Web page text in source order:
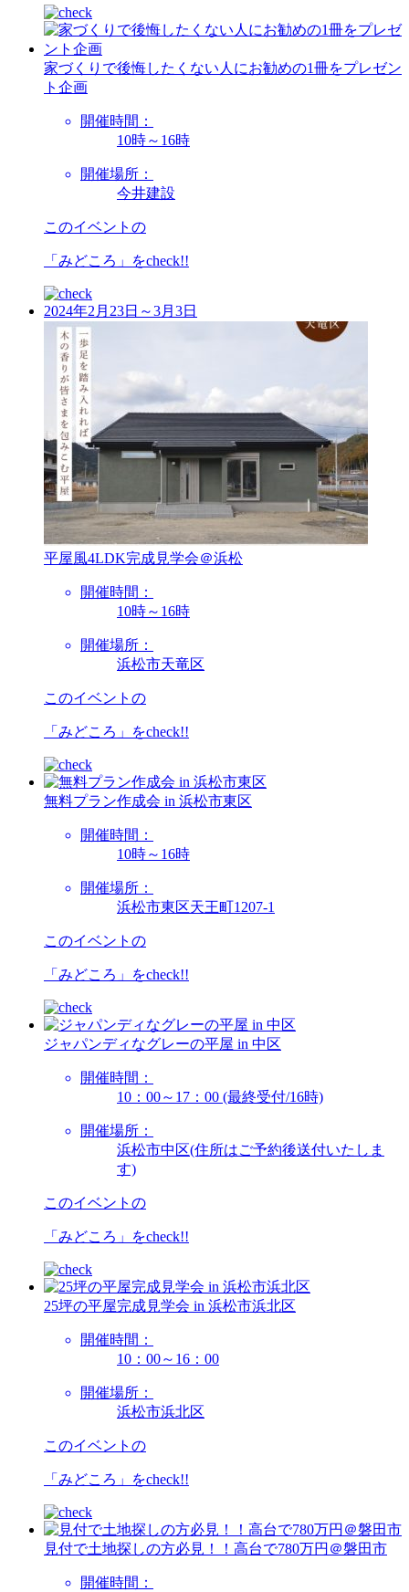
家づくりで後悔したくない人にお勧めの1冊をプレゼン
ト企画
開催時間：
10時～16時
開催場所：
今井建設
このイベントの
「みどころ」をcheck!!
2024年2月23日～3月3日
平屋風4LDK完成見学会＠浜松
開催時間：
10時～16時
開催場所：
浜松市天竜区
このイベントの
「みどころ」をcheck!!
無料プラン作成会 in 浜松市東区
開催時間：
10時～16時
開催場所：
浜松市東区天王町1207-1
このイベントの
「みどころ」をcheck!!
ジャパンディなグレーの平屋 in 中区
開催時間：
10：00～17：00 (最終受付/16時)
開催場所：
浜松市中区(住所はご予約後送付いたしま
す)
このイベントの
「みどころ」をcheck!!
25坪の平屋完成見学会 in 浜松市浜北区
開催時間：
10：00～16：00
開催場所：
浜松市浜北区
このイベントの
「みどころ」をcheck!!
見付で土地探しの方必見！！高台で780万円＠磐田市
開催時間：